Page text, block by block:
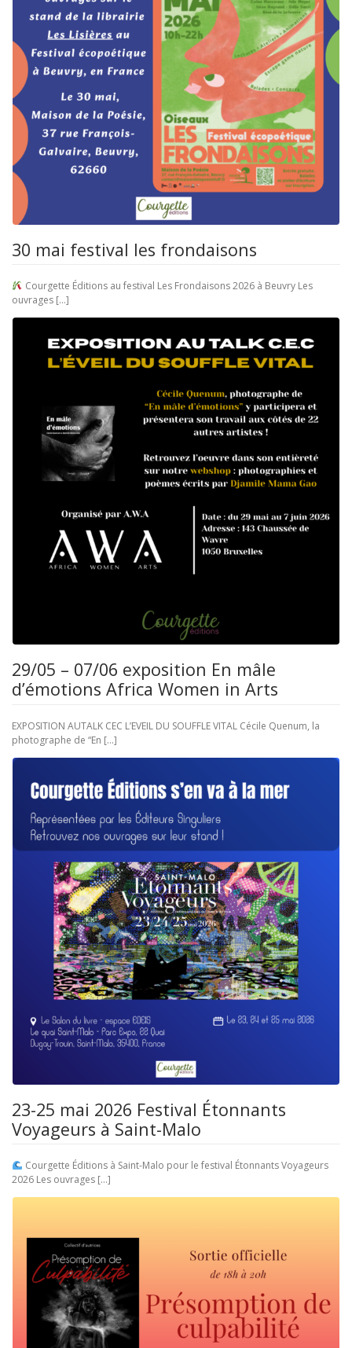
30 mai festival les frondaisons
Courgette Éditions au festival Les Frondaisons 2026 à Beuvry Les
ouvrages […]
29/05 – 07/06 exposition En mâle
d’émotions Africa Women in Arts
EXPOSITION AUTALK CEC L’EVEIL DU SOUFFLE VITAL Cécile Quenum, la
photographe de “En […]
23-25 mai 2026 Festival Étonnants
Voyageurs à Saint-Malo
Courgette Éditions à Saint-Malo pour le festival Étonnants Voyageurs
2026 Les ouvrages […]